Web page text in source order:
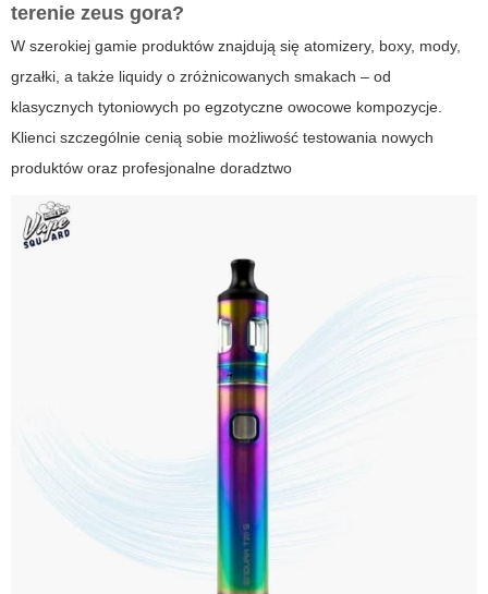
terenie zeus gora?
W szerokiej gamie produktów znajdują się atomizery, boxy, mody,
grzałki, a także liquidy o zróżnicowanych smakach – od
klasycznych tytoniowych po egzotyczne owocowe kompozycje.
Klienci szczególnie cenią sobie możliwość testowania nowych
produktów oraz profesjonalne doradztwo